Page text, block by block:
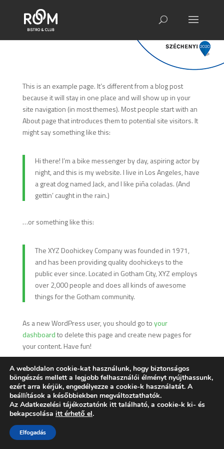
This is an example page. It’s different from a blog post
because it will stay in one place and will show up in your
site navigation (in most themes). Most people start with an
About page that introduces them to potential site visitors. It
might say something like this:
Hi there! I’m a bike messenger by day, aspiring actor by
night, and this is my website. I live in Los Angeles, have
a great dog named Jack, and I like piña coladas. (And
gettin’ caught in the rain.)
…or something like this:
The XYZ Doohickey Company was founded in 1971,
and has been providing quality doohickeys to the
public ever since. Located in Gotham City, XYZ employs
over 2,000 people and does all kinds of awesome
things for the Gotham community.
As a new WordPress user, you should go toyour
dashboardto delete this page and create new pages for
your content. Have fun!
A weboldalon cookie-kat használunk, hogy biztonságos
böngészés mellett a legjobb felhasználói élményt nyújthassunk,
ezért arra kérjük, engedélyezze a cookie-k használatát. A
beállítások a későbbiekben megváltoztathatók.
Az Adatkezelési tájékoztatónk itt található, a cookie-k ki- és
bekapcsolása itt érhető el.
Elfogadás